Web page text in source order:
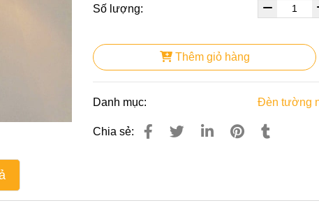
Số lượng:
Thêm giỏ hàng
Danh mục: Đèn tường
Chia sẻ: